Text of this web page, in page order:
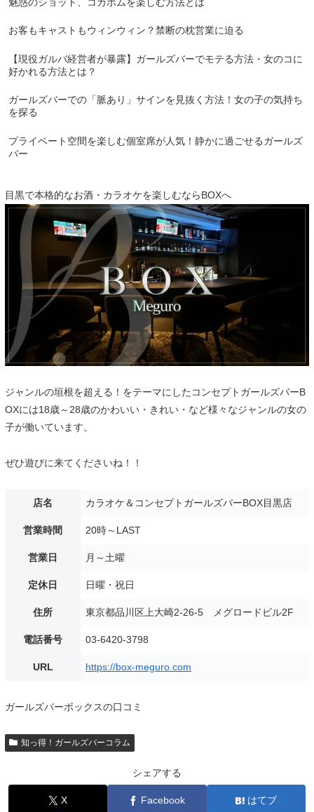
お客もキャストもウィンウィン？禁断の枕営業に迫る
【現役ガルバ経営者が暴露】ガールズバーでモテる方法・女のコに
好かれる方法とは？
ガールズバーでの「脈あり」サインを見抜く方法！女の子の気持ち
を探る
プライベート空間を楽しむ個室席が人気！静かに過ごせるガールズ
バー
目黒で本格的なお酒・カラオケを楽しむならBOXへ
ジャンルの垣根を超える！をテーマにしたコンセプトガールズバーB
OXには18歳～28歳のかわいい・きれい・など様々なジャンルの女の
子が働いています。
ぜひ遊びに来てくださいね！！
店名 カラオケ＆コンセプトガールズバーBOX目黒店
営業時間 20時～LAST
営業日 月～土曜
定休日 日曜・祝日
住所 東京都品川区上大崎2-26-5 メグロードビル2F
電話番号 03-6420-3798
URL https://box-meguro.com
ガールズバーボックスの口コミ
知っ得！ガールズバーコラム
シェアする
X Facebook はてブ